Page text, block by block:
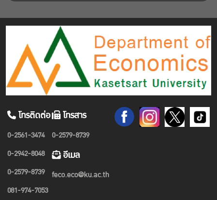
โทรติดต่อ
0-2561-3474
0-2942-8048
0-2579-8739
081-974-7053
โทรสาร
0-2579-8739
อีเมล
feco.eco@ku.ac.th